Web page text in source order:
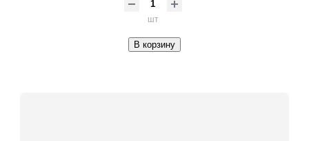
шт
В корзину